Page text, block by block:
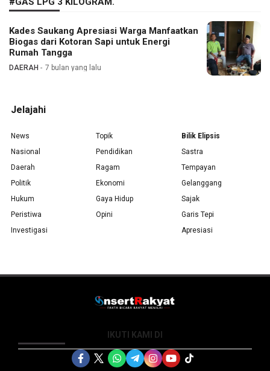
Kades Saukang Apresiasi Warga Manfaatkan
Biogas dari Kotoran Sapi untuk Energi
Rumah Tangga
DAERAH 7 bulan yang lalu
Jelajahi
News
Nasional
Daerah
Politik
Hukum
Peristiwa
Investigasi
Topik
Pendidikan
Ragam
Ekonomi
Gaya Hidup
Opini
Bilik Elipsis
Sastra
Tempayan
Gelanggang
Sajak
Garis Tepi
Apresiasi
IKUTI KAMI DI